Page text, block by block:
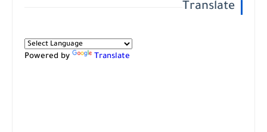
Translate
Powered by Translate